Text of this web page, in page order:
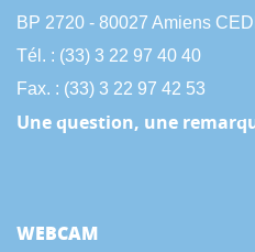
BP 2720 - 80027 Amiens
Tél. : (33) 3 22 97 40 40
Fax. : (33) 3 22 97 42 53
Une question, une
WEBCAM